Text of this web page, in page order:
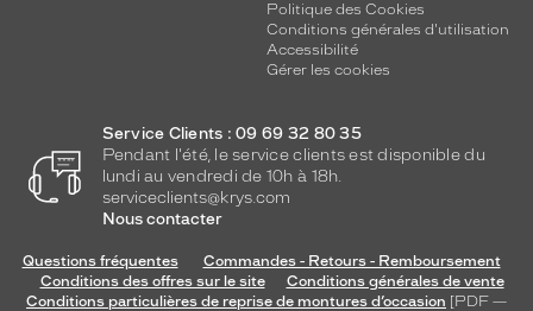
Politique des Cookies
Conditions générales d'utilisation
Accessibilité
Gérer les cookies
Service Clients : 09 69 32 80 35
Pendant l'été, le service clients est disponible du
lundi au vendredi de 10h à 18h.
serviceclients@krys.com
Nous contacter
Questions fréquentes
Commandes - Retours - Remboursement
Conditions des offres sur le site
Conditions générales de vente
Conditions particulières de reprise de montures d’occasion [PDF —